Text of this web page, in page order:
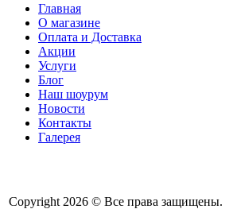
Главная
О магазине
Оплата и Доставка
Акции
Услуги
Блог
Наш шоурум
Новости
Контакты
Галерея
Copyright 2026 © Все права защищены.